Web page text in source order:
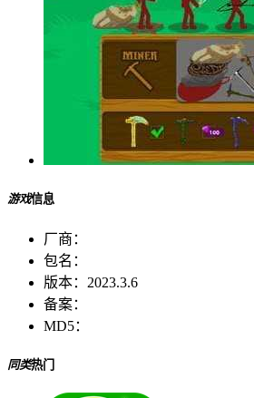
游戏信息
厂商：
包名：
版本： 2023.3.6
备案：
MD5：
同类热门